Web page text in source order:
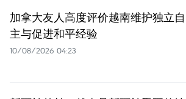
加拿大友人高度评价越南维护独立自
主与促进和平经验
10/08/2026 04:23